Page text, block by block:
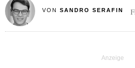
VON SANDRO SERAFIN